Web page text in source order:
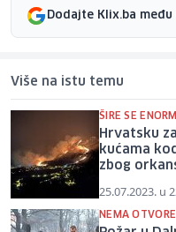
Dodajte Klix.ba
Više na istu temu
ŠIRE SE
Hrvatsku
kućama
zbog
25.07.2023. u
NEMA